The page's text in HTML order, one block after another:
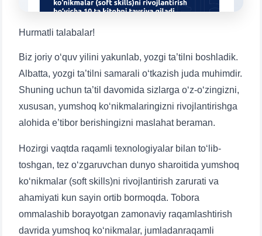
Hurmatli talabalar!
Biz joriy o‘quv yilini yakunlab, yozgi ta’tilni boshladik.
Albatta, yozgi ta’tilni samarali o‘tkazish juda muhimdir.
Shuning uchun ta’til davomida sizlarga o‘z-o‘zingizni,
xususan, yumshoq ko‘nikmalaringizni rivojlantirishga
alohida e’tibor berishingizni maslahat beraman.
Hozirgi vaqtda raqamli texnologiyalar bilan to‘lib-
toshgan, tez o‘zgaruvchan dunyo sharoitida yumshoq
ko‘nikmalar (soft skills)ni rivojlantirish zarurati va
ahamiyati kun sayin ortib bormoqda. Tobora
ommalashib borayotgan zamonaviy raqamlashtirish
davrida yumshoq ko‘nikmalar, jumladanraqamli
6. Elektron ariza (16)
9. Magistratura kvotasi (4) ✉️ Adminga yozish